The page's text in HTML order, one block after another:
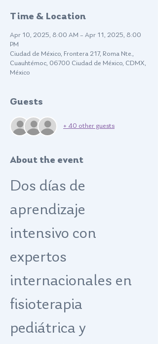
Time & Location
Apr 10, 2025, 8:00 AM – Apr 11, 2025, 8:00
PM
Ciudad de México, Frontera 217, Roma Nte.,
Cuauhtémoc, 06700 Ciudad de México, CDMX,
México
Guests
+ 40 other guests
About the event
Dos días de
aprendizaje
intensivo con
expertos
internacionales en
fisioterapia
pediátrica y